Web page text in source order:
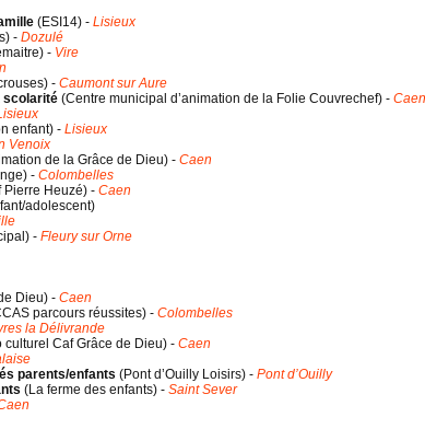
(ESI14) - Lisieux
) - Dozulé
) - Vire
) - Caumont sur Aure
scolarité (Centre municipal d’animation de la Folie Couvrechef) - Caen
enfant) - Lisieux
Venoix
de la Grâce de Dieu) - Caen
) - Colombelles
Pierre Heuzé) - Caen
adolescent)
) - Fleury sur Orne
Dieu) - Caen
parcours réussites) - Colombelles
la Délivrande
culturel Caf Grâce de Dieu) - Caen
parents/enfants (Pont d’Ouilly Loisirs) - Pont d’Ouilly
(La ferme des enfants) - Saint Sever